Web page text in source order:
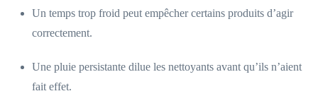
Un temps trop froid peut empêcher certains produits d’agir
correctement.
Une pluie persistante dilue les nettoyants avant qu’ils n’aient
fait effet.